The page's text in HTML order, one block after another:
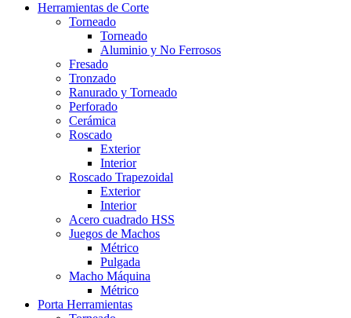
Herramientas de Corte
Torneado
Torneado
Aluminio y No Ferrosos
Fresado
Tronzado
Ranurado y Torneado
Perforado
Cerámica
Roscado
Exterior
Interior
Roscado Trapezoidal
Exterior
Interior
Acero cuadrado HSS
Juegos de Machos
Métrico
Pulgada
Macho Máquina
Métrico
Porta Herramientas